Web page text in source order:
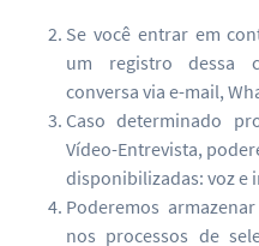
Se você entrar em
um registro dessa
conversa via e-mail,
Caso determinado
Vídeo-Entrevista,
disponibilizadas: voz e
Poderemos
nos processos de